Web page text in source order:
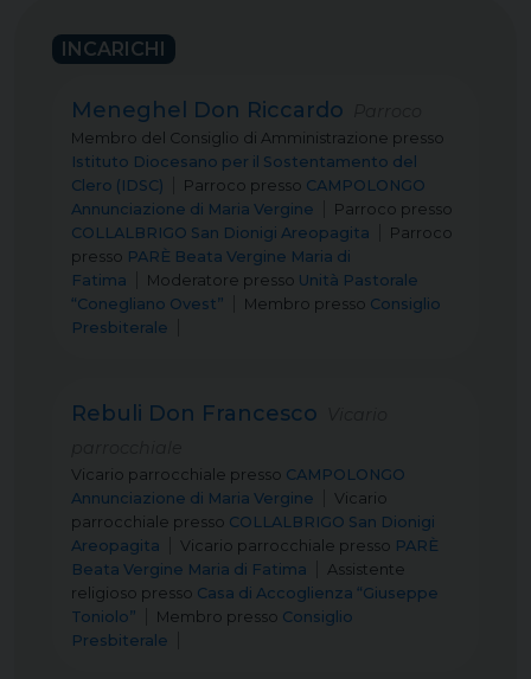
INCARICHI
Meneghel Don Riccardo
Membro del Consiglio di Amministrazione presso
Istituto Diocesano per il Sostentamento del
Clero (IDSC)
Parroco presso CAMPOLONGO
Annunciazione di Maria Vergine
Parroco presso
COLLALBRIGO San Dionigi Areopagita
Parroco
presso PARÈ Beata Vergine Maria di
Fatima
Moderatore presso Unità Pastorale
“Conegliano Ovest”
Membro presso Consiglio
Presbiterale
Rebuli Don Francesco
Vicario parrocchiale presso CAMPOLONGO
Annunciazione di Maria Vergine
Vicario
parrocchiale presso COLLALBRIGO San Dionigi
Areopagita
Vicario parrocchiale presso PARÈ
Beata Vergine Maria di Fatima
Assistente
religioso presso Casa di Accoglienza “Giuseppe
Toniolo”
Membro presso Consiglio
Presbiterale